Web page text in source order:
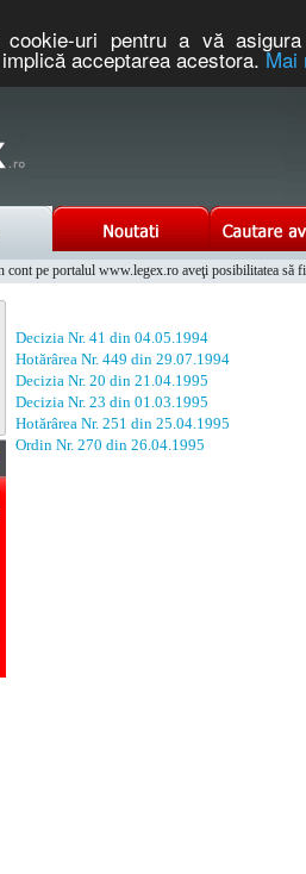
uri pentru a vă
acceptarea acestora.Mai
cont pe portalul www.legex.ro aveţi posibilitatea să
Decizia Nr. 41 din 04.05.1994
Hotărârea Nr. 449 din 29.07.1994
Decizia Nr. 20 din 21.04.1995
Decizia Nr. 23 din 01.03.1995
Hotărârea Nr. 251 din 25.04.1995
Ordin Nr. 270 din 26.04.1995